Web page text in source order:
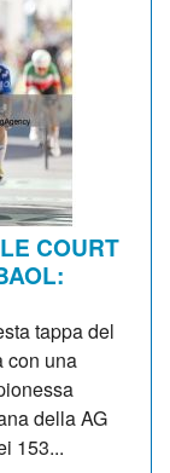
COURT
tappa del
con una
della AG
153...